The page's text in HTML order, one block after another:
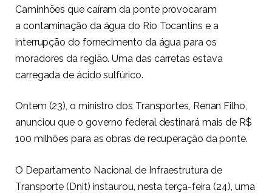
Caminhões que caíram da ponte provocaram
a contaminação da água do Rio Tocantins e a
interrupção do fornecimento da água para os
moradores da região. Uma das carretas estava
carregada de ácido sulfúrico.
Ontem (23), o ministro dos Transportes, Renan Filho,
anunciou que o governo federal destinará mais de R$
100 milhões para as obras de recuperação da ponte.
O Departamento Nacional de Infraestrutura de
Transporte (Dnit) instaurou, nesta terça-feira (24), uma